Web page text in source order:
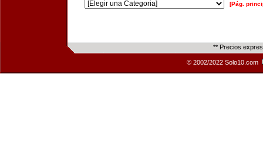
[Pág.
** Precios
© 2002/2022 Solo10.com